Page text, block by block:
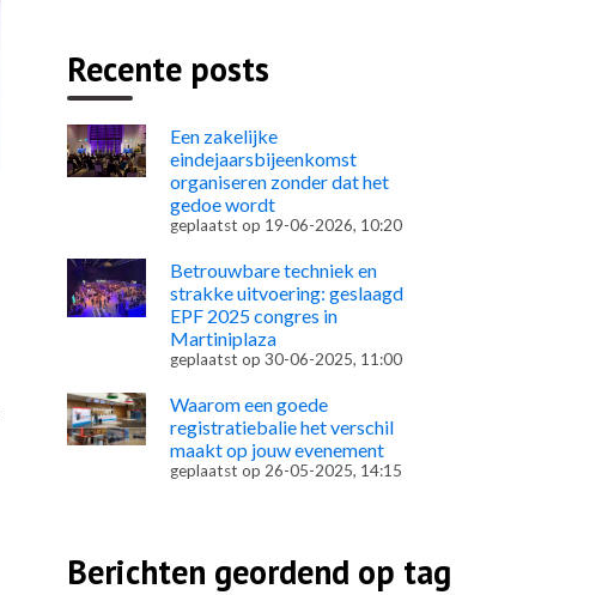
Recente posts
Een zakelijke
eindejaarsbijeenkomst
organiseren zonder dat het
gedoe wordt
geplaatst op 19-06-2026, 10:20
Betrouwbare techniek en
strakke uitvoering: geslaagd
EPF 2025 congres in
Martiniplaza
geplaatst op 30-06-2025, 11:00
Waarom een goede
registratiebalie het verschil
maakt op jouw evenement
geplaatst op 26-05-2025, 14:15
Berichten geordend op tag